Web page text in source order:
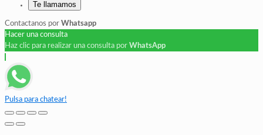
Te llamamos
Contactanos por Whatsapp
Hacer una consulta
Haz clic para realizar una consulta por WhatsApp
Pulsa para chatear!